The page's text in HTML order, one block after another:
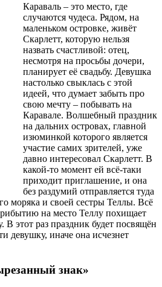
Караваль – это место, где
случаются чудеса. Рядом, на
маленьком островке, живёт
Скарлетт, которую нельзя
назвать счастливой: отец,
несмотря на просьбы дочери,
планирует её свадьбу. Девушка
настолько свыклась с этой
идеей, что думает забыть про
свою мечту – побывать на
Каравале. Волшебный праздник
на дальних островах, главной
изюминкой которого является
участие самих зрителей, уже
давно интересовал Скарлетт. В
какой-то момент ей всё-таки
приходит приглашение, и она
без раздумий отправляется туда
моряка и своей сестры Теллы. Всё
на место Теллу похищает
В этот раз праздник будет посвящён
девушку, иначе она исчезнет
знак»